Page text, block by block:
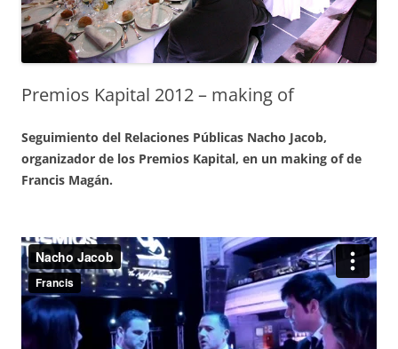
Premios Kapital 2012 – making of
Seguimiento del Relaciones Públicas Nacho Jacob,
organizador de los Premios Kapital, en un making of de
Francis Magán.